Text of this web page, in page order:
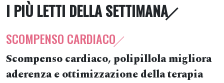
I PIÙ LETTI DELLA SETTIMANA
SCOMPENSO CARDIACO
Scompenso cardiaco, polipillola migliora
aderenza e ottimizzazione della terapia